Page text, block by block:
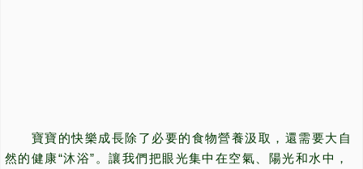
寶寶的快樂成長除了必要的食物營養汲取，還需要大自
然的健康“沐浴”。讓我們把眼光集中在空氣、陽光和水中，